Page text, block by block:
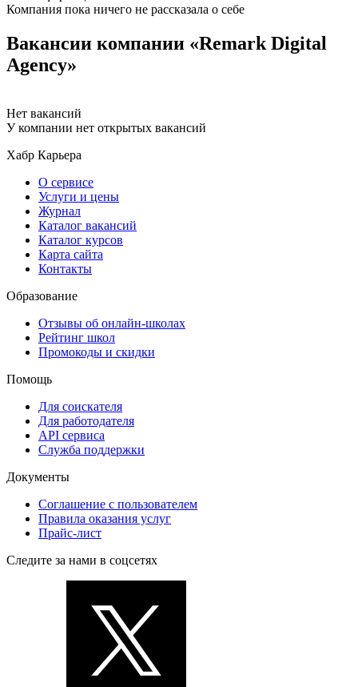
Компания пока ничего не рассказала о себе
Вакансии компании «Remark Digital
Agency»
Нет вакансий
У компании нет открытых вакансий
Хабр Карьера
О сервисе
Услуги и цены
Журнал
Каталог вакансий
Каталог курсов
Карта сайта
Контакты
Образование
Отзывы об онлайн-школах
Рейтинг школ
Промокоды и скидки
Помощь
Для соискателя
Для работодателя
API сервиса
Служба поддержки
Документы
Соглашение с пользователем
Правила оказания услуг
Прайс-лист
Следите за нами в соцсетях